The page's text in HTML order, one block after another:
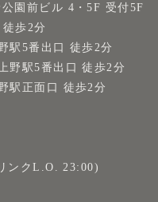
園前ビル 4・5F 受付5F
歩2分
駅5番出口 徒歩2分
野駅5番出口 徒歩2分
駅正面口 徒歩2分
ンクL.O. 23:00)